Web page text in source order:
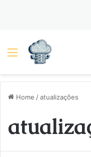
Menu
Home /atualizações